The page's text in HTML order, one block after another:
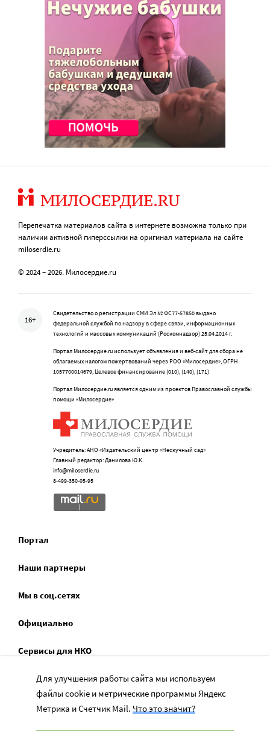
Перепечатка материалов сайта в интернете возможна только при
наличии активной гиперссылки на оригинал материала на сайте
miloserdie.ru
© 2024 – 2026. Милосердие.ru
16+
Свидетельство о регистрации СМИ Эл № ФС77-57850 выдано
федеральной службой по надзору в сфере связи, информационных
технологий и массовых коммуникаций (Роскомнадзор) 25.04.2014 г.
Портал Милосердие.ru использует объявления и веб-сайт для сбора не
облагаемых налогом пожертвований через РОО «Милосердие», ОГРН
1057700014679, Целевое финансирование (010), (140), (171)
Портал Милосердие.ru является одним из проектов Православной службы
помощи «Милосердие»
Учредитель: АНО «Издательский центр «Нескучный сад»
Главный редактор: Данилова Ю.К.
info@miloserdie.ru
8-499-350-05-95
Портал
Наши партнеры
Мы в соц.сетях
Официально
Сервисы для НКО
Спецпроекты
Социальное служение
Для улучшения работы сайта мы используем
файлы cookie и метрические программы Яндекс
Метрика и Счетчик Mail. Что это значит?